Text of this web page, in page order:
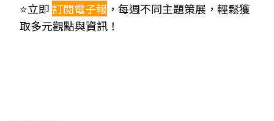
⭐立即 訂閱電子報 ，每週不同主題策展，輕鬆獲
取多元觀點與資訊！